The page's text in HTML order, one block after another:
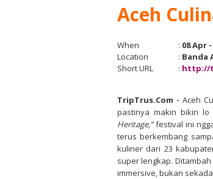
Aceh
When : 08 Apr
Location
: Banda
Short URL
: http://
TripTrus.Com - Aceh
pastinya makin bikin lo
Heritage,”festival ini
terus berkembang
kuliner dari 23
super lengkap.
immersive, bukan